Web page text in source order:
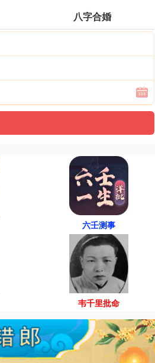
八字合婚
六壬测事
韦千里批命